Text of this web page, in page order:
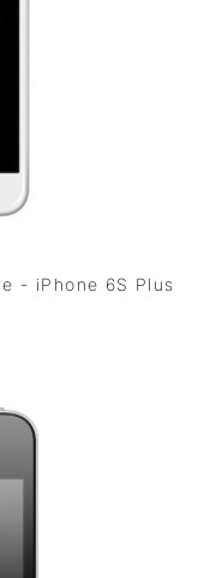
- iPhone 6S Plus